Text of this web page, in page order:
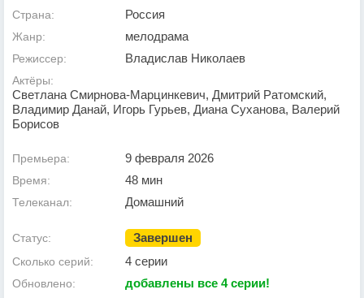
Страна: Россия
Жанр: мелодрама
Режиссер: Владислав Николаев
Актёры:
Светлана Смирнова-Марцинкевич, Дмитрий Ратомский,
Владимир Данай, Игорь Гурьев, Диана Суханова, Валерий
Борисов
Премьера: 9 февраля 2026
Время: 48 мин
Телеканал: Домашний
Статус: Завершен
Сколько серий: 4 серии
Обновлено: добавлены все 4 серии!